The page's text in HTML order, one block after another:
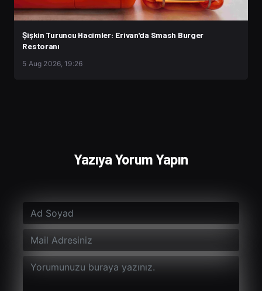
Şişkin Turuncu Hacimler: Erivan'da Smash Burger
Restoranı
5 Aug 2026, 19:26
Yazıya Yorum Yapın